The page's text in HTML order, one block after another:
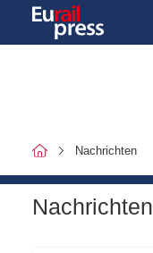
Nachrichten
Nachrichten